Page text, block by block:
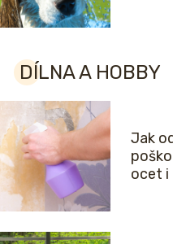
DÍLNA A HOBBY
Jak
ocet i